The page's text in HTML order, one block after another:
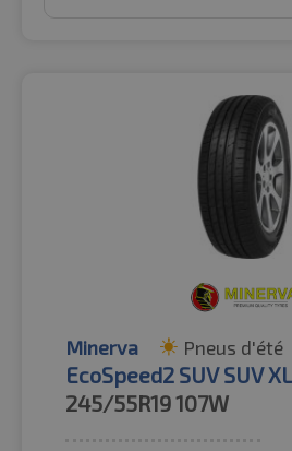
Minerva Pneus d'été
EcoSpeed2 SUV SUV
245/55R19107W